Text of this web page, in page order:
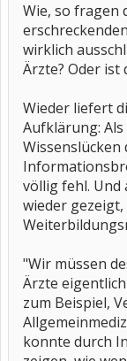
Wie, so fragen
wirklich
Ärzte? Oder ist
Wieder liefert
Aufklärung:
völlig fehl. Und
wieder gezeigt,
"Wir müssen
Ärzte
zum Beispiel,
konnte durch